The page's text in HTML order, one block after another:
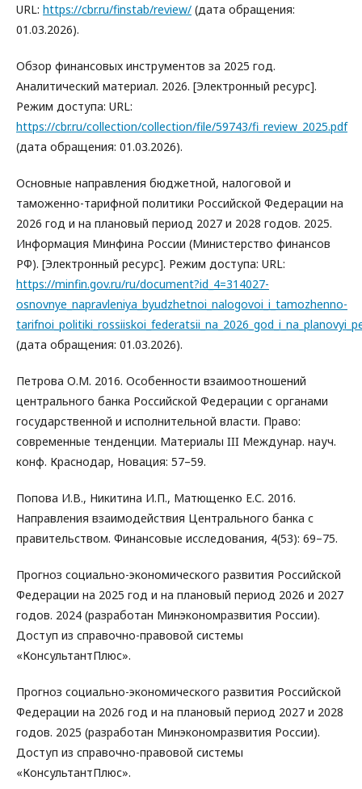
URL: https://cbr.ru/finstab/review/ (дата обращения:
01.03.2026).
Обзор финансовых инструментов за 2025 год.
Аналитический материал. 2026. [Электронный ресурс].
Режим доступа: URL:
https://cbr.ru/collection/collection/file/59743/fi_review_2025.pdf
(дата обращения: 01.03.2026).
Основные направления бюджетной, налоговой и
таможенно-тарифной политики Российской Федерации на
2026 год и на плановый период 2027 и 2028 годов. 2025.
Информация Минфина России (Министерство финансов
РФ). [Электронный ресурс]. Режим доступа: URL:
https://minfin.gov.ru/ru/document?id_4=314027-
osnovnye_napravleniya_byudzhetnoi_nalogovoi_i_tamozhenno-
(дата обращения: 01.03.2026).
Петрова О.М. 2016. Особенности взаимоотношений
центрального банка Российской Федерации с органами
государственной и исполнительной власти. Право:
современные тенденции. Материалы III Междунар. науч.
конф. Краснодар, Новация: 57–59.
Попова И.В., Никитина И.П., Матющенко Е.С. 2016.
Направления взаимодействия Центрального банка с
правительством. Финансовые исследования, 4(53): 69–75.
Прогноз социально-экономического развития Российской
Федерации на 2025 год и на плановый период 2026 и 2027
годов. 2024 (разработан Минэкономразвития России).
Доступ из справочно-правовой системы
«КонсультантПлюс».
Прогноз социально-экономического развития Российской
Федерации на 2026 год и на плановый период 2027 и 2028
годов. 2025 (разработан Минэкономразвития России).
Доступ из справочно-правовой системы
«КонсультантПлюс».